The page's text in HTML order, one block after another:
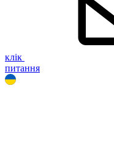
клік
питання